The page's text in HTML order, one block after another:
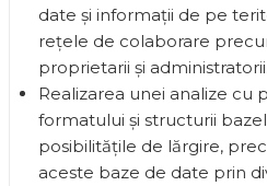
date și informații de pe
rețele de colaborare
proprietarii și
Realizarea unei analize cu
formatului și structurii
posibilitățile de lărgire,
aceste baze de date prin